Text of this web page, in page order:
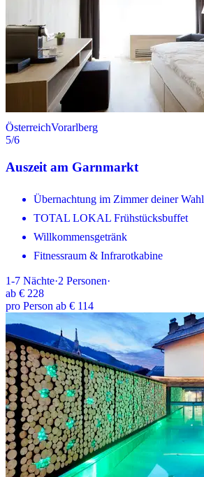
ÖsterreichVorarlberg
5/6
Auszeit am Garnmarkt
Übernachtung im Zimmer deiner Wahl
TOTAL LOKAL Frühstücksbuffet
Willkommensgetränk
Fitnessraum & Infrarotkabine
1-7 Nächte·2 Personen·
ab € 228
pro Person ab € 114